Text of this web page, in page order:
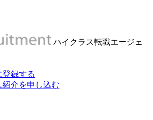
ハイクラス転職エージェ
録する
紹介を申し込む